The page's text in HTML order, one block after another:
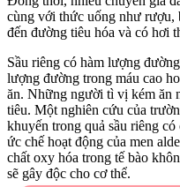
cùng với thức uống như rượu,
đến đường tiêu hóa và có hơi
Sầu riêng có hàm lượng
lượng đường trong máu cao
ăn. Những người tì vị kém ăn
tiêu. Một nghiên cứu của
khuyến trong quả sầu riêng
ức chế hoạt động của men
chất oxy hóa trong tế bào
sẽ gây độc cho cơ thể.